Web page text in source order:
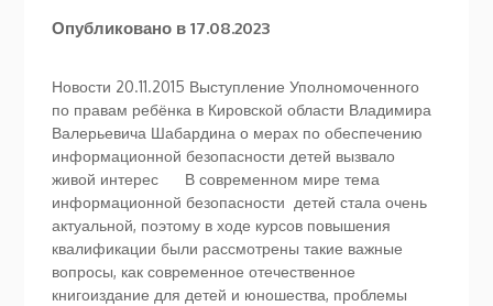
Опубликовано в17.08.2023
Новости 20.11.2015 Выступление Уполномоченного
по правам ребёнка в Кировской области Владимира
Валерьевича Шабардина о мерах по обеспечению
информационной безопасности детей вызвало
живой интерес В современном мире тема
информационной безопасности детей стала очень
актуальной, поэтому в ходе курсов повышения
квалификации были рассмотрены такие важные
вопросы, как современное отечественное
книгоиздание для детей и юношества, проблемы